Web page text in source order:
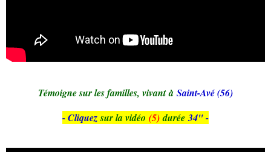
Témoigne sur les familles, vivant à Saint-Avé (56)
- Cliquez sur la vidéo (5)durée34" -